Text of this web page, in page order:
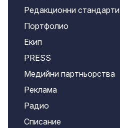
Редакционни стандарти
Портфолио
Екип
PRESS
Медийни партньорства
Реклама
Радио
Списание